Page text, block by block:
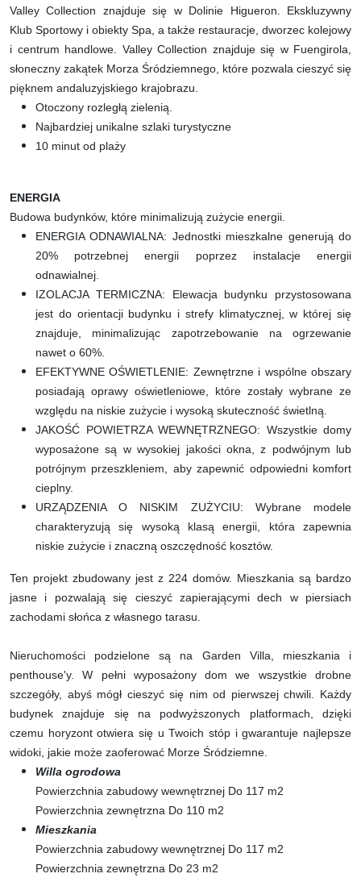
Valley Collection znajduje się w Dolinie Higueron. Ekskluzywny
Klub Sportowy i obiekty Spa, a także restauracje, dworzec kolejowy
i centrum handlowe. Valley Collection znajduje się w Fuengirola,
słoneczny zakątek Morza Śródziemnego, które pozwala cieszyć się
pięknem andaluzyjskiego krajobrazu.
Otoczony rozległą zielenią.
Najbardziej unikalne szlaki turystyczne
10 minut od plaży
ENERGIA
Budowa budynków, które minimalizują zużycie energii.
ENERGIA ODNAWIALNA: Jednostki mieszkalne generują do
20% potrzebnej energii poprzez instalacje energii
odnawialnej.
IZOLACJA TERMICZNA: Elewacja budynku przystosowana
jest do orientacji budynku i strefy klimatycznej, w której się
znajduje, minimalizując zapotrzebowanie na ogrzewanie
nawet o 60%.
EFEKTYWNE OŚWIETLENIE: Zewnętrzne i wspólne obszary
posiadają oprawy oświetleniowe, które zostały wybrane ze
względu na niskie zużycie i wysoką skuteczność świetlną.
JAKOŚĆ POWIETRZA WEWNĘTRZNEGO: Wszystkie domy
wyposażone są w wysokiej jakości okna, z podwójnym lub
potrójnym przeszkleniem, aby zapewnić odpowiedni komfort
cieplny.
URZĄDZENIA O NISKIM ZUŻYCIU: Wybrane modele
charakteryzują się wysoką klasą energii, która zapewnia
niskie zużycie i znaczną oszczędność kosztów.
Ten projekt zbudowany jest z 224 domów. Mieszkania są bardzo
jasne i pozwalają się cieszyć zapierającymi dech w piersiach
zachodami słońca z własnego tarasu.
Nieruchomości podzielone są na Garden Villa, mieszkania i
penthouse'y. W pełni wyposażony dom we wszystkie drobne
szczegóły, abyś mógł cieszyć się nim od pierwszej chwili. Każdy
budynek znajduje się na podwyższonych platformach, dzięki
czemu horyzont otwiera się u Twoich stóp i gwarantuje najlepsze
widoki, jakie może zaoferować Morze Śródziemne.
Willa ogrodowa
Powierzchnia zabudowy wewnętrznej Do 117 m2
Powierzchnia zewnętrzna Do 110 m2
Mieszkania
Powierzchnia zabudowy wewnętrznej Do 117 m2
Powierzchnia zewnętrzna Do 23 m2